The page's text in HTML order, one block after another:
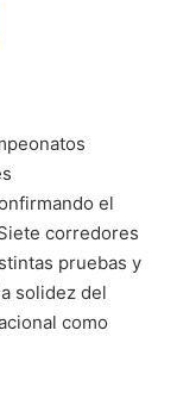
el
corredores
pruebas y
solidez del
como